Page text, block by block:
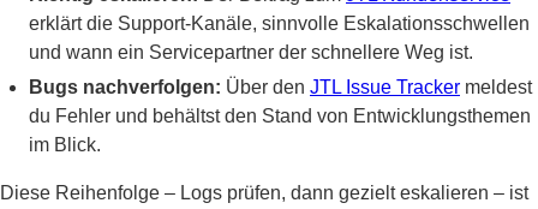
erklärt die Support-Kanäle, sinnvolle Eskalationsschwellen
und wann ein Servicepartner der schnellere Weg ist.
Bugs nachverfolgen: Über den JTL Issue Tracker meldest
du Fehler und behältst den Stand von Entwicklungsthemen
im Blick.
Diese Reihenfolge – Logs prüfen, dann gezielt eskalieren – ist